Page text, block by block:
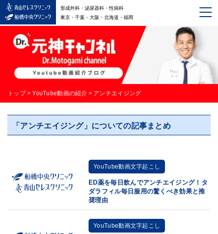
形成外科・泌尿器科・性病科
東京・千葉・大阪・北海道・福岡
トップ > YouTube動画の紹介 > アンチエイジング
「アンチエイジング」についての記事まとめ
YouTube動画文字起こし
ED薬を毎日飲んでアンチエイジング！タ
ダラフィル毎日服用の驚くべき効果と推
奨理由
YouTube動画文字起こし